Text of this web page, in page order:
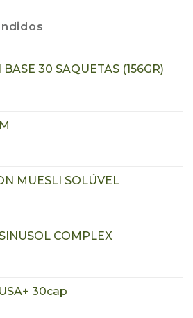
BASE 30 SAQUETAS (156GR)
MUESLI SOLÚVEL
COMPLEX
30cap